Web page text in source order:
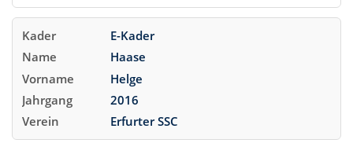
E-Kader
Haase
Helge
2016
Erfurter SSC